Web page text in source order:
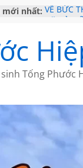
mới nhất: VỀ BỨC
MỘT ĐỜI
SÁCH
BẤT
CÀ PHÊ
Tống Phước